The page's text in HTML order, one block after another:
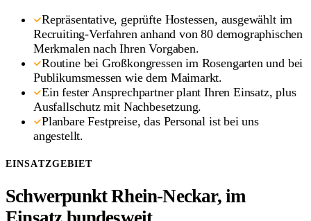
Repräsentative, geprüfte Hostessen, ausgewählt im
Recruiting-Verfahren anhand von 80 demographischen
Merkmalen nach Ihren Vorgaben.
Routine bei Großkongressen im Rosengarten und bei
Publikumsmessen wie dem Maimarkt.
Ein fester Ansprechpartner plant Ihren Einsatz, plus
Ausfallschutz mit Nachbesetzung.
Planbare Festpreise, das Personal ist bei uns
angestellt.
EINSATZGEBIET
Schwerpunkt Rhein-Neckar, im